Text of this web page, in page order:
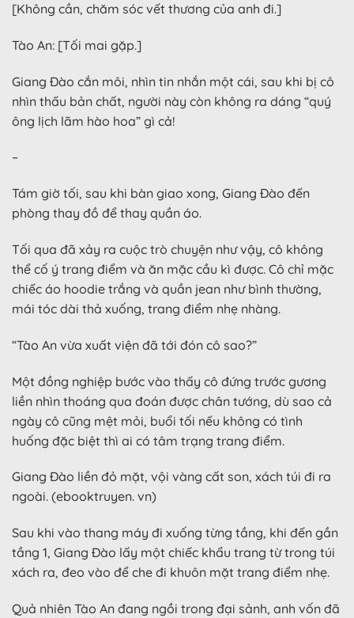
[Không cần, chăm sóc vết thương của anh đi.]
Tào An: [Tối mai gặp.]
Giang Đào cắn môi, nhìn tin nhắn một cái, sau khi bị cô
nhìn thấu bản chất, người này còn không ra dáng “quý
ông lịch lãm hào hoa” gì cả!
–
Tám giờ tối, sau khi bàn giao xong, Giang Đào đến
phòng thay đồ để thay quần áo.
Tối qua đã xảy ra cuộc trò chuyện như vậy, cô không
thể cố ý trang điểm và ăn mặc cầu kì được. Cô chỉ mặc
chiếc áo hoodie trắng và quần jean như bình thường,
mái tóc dài thả xuống, trang điểm nhẹ nhàng.
“Tào An vừa xuất viện đã tới đón cô sao?”
Một đồng nghiệp bước vào thấy cô đứng trước gương
liền nhìn thoáng qua đoán được chân tướng, dù sao cả
ngày cô cũng mệt mỏi, buổi tối nếu không có tình
huống đặc biệt thì ai có tâm trạng trang điểm.
Giang Đào liền đỏ mặt, vội vàng cất son, xách túi đi ra
ngoài. (ebooktruyen. vn)
Sau khi vào thang máy đi xuống từng tầng, khi đến gần
tầng 1, Giang Đào lấy một chiếc khẩu trang từ trong túi
xách ra, đeo vào để che đi khuôn mặt trang điểm nhẹ.
Quả nhiên Tào An đang ngồi trong đại sảnh, anh vốn đã